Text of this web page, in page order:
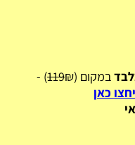
במקום ( 119₪) -
כאן